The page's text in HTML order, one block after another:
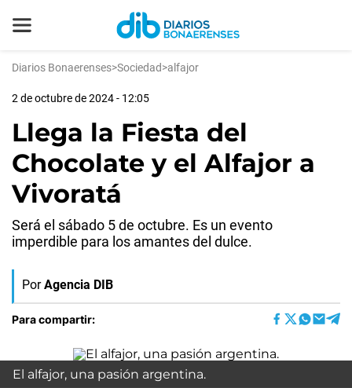
Diarios Bonaerenses>Sociedad>alfajor
2 de octubre de 2024 - 12:05
Llega la Fiesta del
Chocolate y el Alfajor a
Vivoratá
Será el sábado 5 de octubre. Es un evento
imperdible para los amantes del dulce.
Por Agencia DIB
Para compartir:
El alfajor, una pasión argentina.